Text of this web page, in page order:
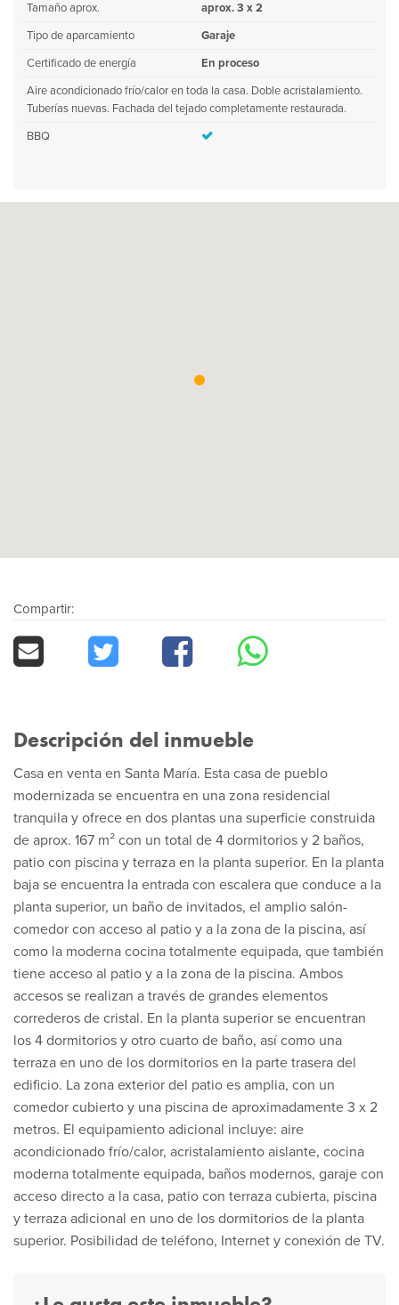
Tamaño aprox.
aprox. 3 x 2
Tipo de aparcamiento
Garaje
Certificado de energía
En proceso
Aire acondicionado frío/calor en toda la casa. Doble acristalamiento.
Tuberías nuevas. Fachada del tejado completamente restaurada.
BBQ
Compartir:
Descripción del inmueble
Casa en venta en Santa María. Esta casa de pueblo
modernizada se encuentra en una zona residencial
tranquila y ofrece en dos plantas una superficie construida
de aprox. 167 m² con un total de 4 dormitorios y 2 baños,
patio con piscina y terraza en la planta superior. En la planta
baja se encuentra la entrada con escalera que conduce a la
planta superior, un baño de invitados, el amplio salón-
comedor con acceso al patio y a la zona de la piscina, así
como la moderna cocina totalmente equipada, que también
tiene acceso al patio y a la zona de la piscina. Ambos
accesos se realizan a través de grandes elementos
correderos de cristal. En la planta superior se encuentran
los 4 dormitorios y otro cuarto de baño, así como una
terraza en uno de los dormitorios en la parte trasera del
edificio. La zona exterior del patio es amplia, con un
comedor cubierto y una piscina de aproximadamente 3 x 2
metros. El equipamiento adicional incluye: aire
acondicionado frío/calor, acristalamiento aislante, cocina
moderna totalmente equipada, baños modernos, garaje con
acceso directo a la casa, patio con terraza cubierta, piscina
y terraza adicional en uno de los dormitorios de la planta
superior. Posibilidad de teléfono, Internet y conexión de TV.